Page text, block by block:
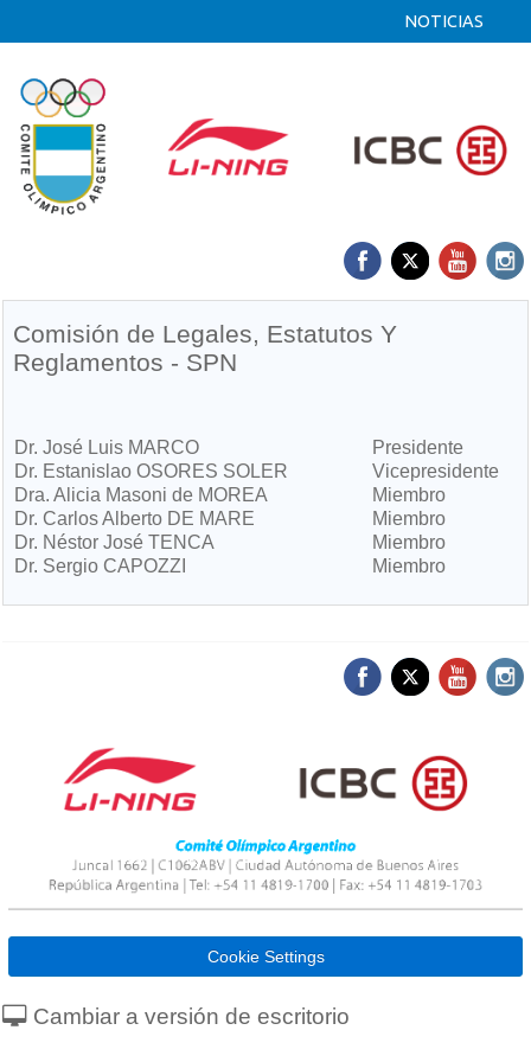
NOTICIAS
Comisión de Legales, Estatutos Y
Reglamentos - SPN
Dr. José Luis MARCO
Presidente
Dr. Estanislao OSORES SOLER
Vicepresidente
Dra. Alicia Masoni de MOREA
Miembro
Dr. Carlos Alberto DE MARE
Miembro
Dr. Néstor José TENCA
Miembro
Dr. Sergio CAPOZZI
Miembro
Cookie Settings
Cambiar a versión de escritorio